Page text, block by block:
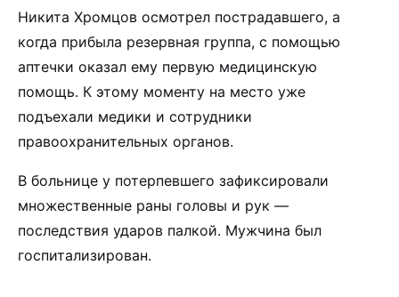
Никита Хромцов осмотрел пострадавшего, а
когда прибыла резервная группа, с помощью
аптечки оказал ему первую медицинскую
помощь. К этому моменту на место уже
подъехали медики и сотрудники
правоохранительных органов.
В больнице у потерпевшего зафиксировали
множественные раны головы и рук —
последствия ударов палкой. Мужчина был
госпитализирован.